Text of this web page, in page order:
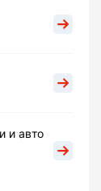
и авто